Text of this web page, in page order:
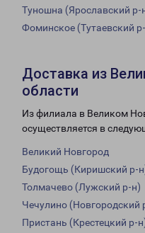
Туношна (Ярославский р-
Фоминское (Тутаевский
Доставка из
области
Из филиала в Великом
осуществляется в
Великий Новгород
Будогощь (Киришский р-
Толмачево (Лужский р-н)
Чечулино (Новгородский
Пристань (Крестецкий р-